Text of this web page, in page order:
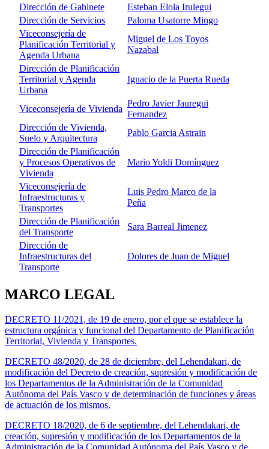
Dirección de Gabinete
Esteban Elola Irulegui
Dirección de Servicios
Paloma Usatorre Mingo
Viceconsejería de
Planificación Territorial y
Agenda Urbana
Miguel de Los Toyos
Nazabal
Dirección de Planificación
Territorial y Agenda
Urbana
Ignacio de la Puerta Rueda
Viceconsejería de Vivienda
Pedro Javier Jauregui
Fernandez
Dirección de Vivienda,
Suelo y Arquitectura
Pablo Garcia Astrain
Dirección de Planificación
y Procesos Operativos de
Vivienda
Mario Yoldi Domínguez
Viceconsejería de
Infraestructuras y
Transportes
Luis Pedro Marco de la
Peña
Dirección de Planificación
del Transporte
Sara Barreal Jimenez
Dirección de
Infraestructuras del
Transporte
Dolores de Juan de Miguel
MARCO LEGAL
DECRETO 11/2021, de 19 de enero, por el que se establece la
estructura orgánica y funcional del Departamento de Planificación
Territorial, Vivienda y Transportes.
DECRETO 48/2020, de 28 de diciembre, del Lehendakari, de
modificación del Decreto de creación, supresión y modificación de
los Departamentos de la Administración de la Comunidad
Autónoma del País Vasco y de determinación de funciones y áreas
de actuación de los mismos.
DECRETO 18/2020, de 6 de septiembre, del Lehendakari, de
creación, supresión y modificación de los Departamentos de la